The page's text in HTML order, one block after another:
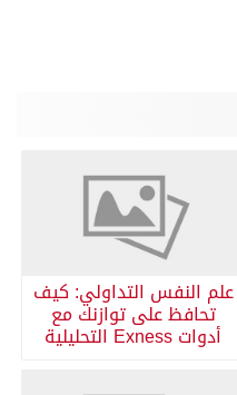
علم النفس التداولي: كيف
تحافظ على توازنك مع
أدوات Exness التحليلية